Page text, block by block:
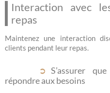
Interaction avec
repas
Maintenez une interaction
clients pendant leur repas.
S’assurer
répondre aux besoins